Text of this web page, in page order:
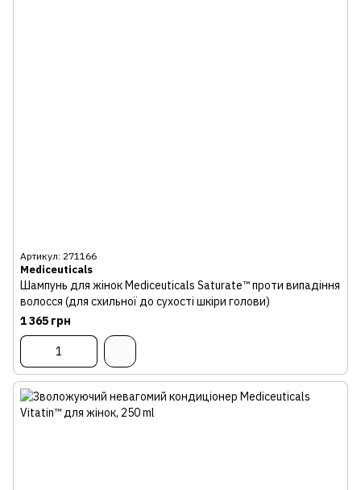
Артикул: 271166
Mediceuticals
Шампунь для жінок Mediceuticals Saturate™ проти випадіння
волосся (для схильної до сухості шкіри голови)
1 365 грн